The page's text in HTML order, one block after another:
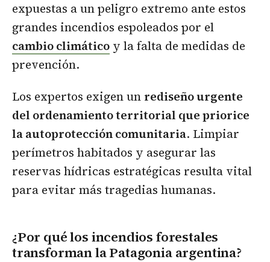
expuestas a un peligro extremo ante estos
grandes incendios espoleados por el
cambio climático y la falta de medidas de
prevención.
Los expertos exigen un rediseño urgente
del ordenamiento territorial que priorice
la autoprotección comunitaria. Limpiar
perímetros habitados y asegurar las
reservas hídricas estratégicas resulta vital
para evitar más tragedias humanas.
¿Por qué los incendios forestales
transforman la Patagonia argentina?